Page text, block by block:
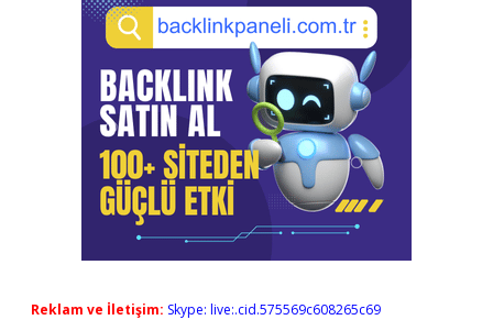
Reklam ve İletişim: Skype: live:.cid.575569c608265c69